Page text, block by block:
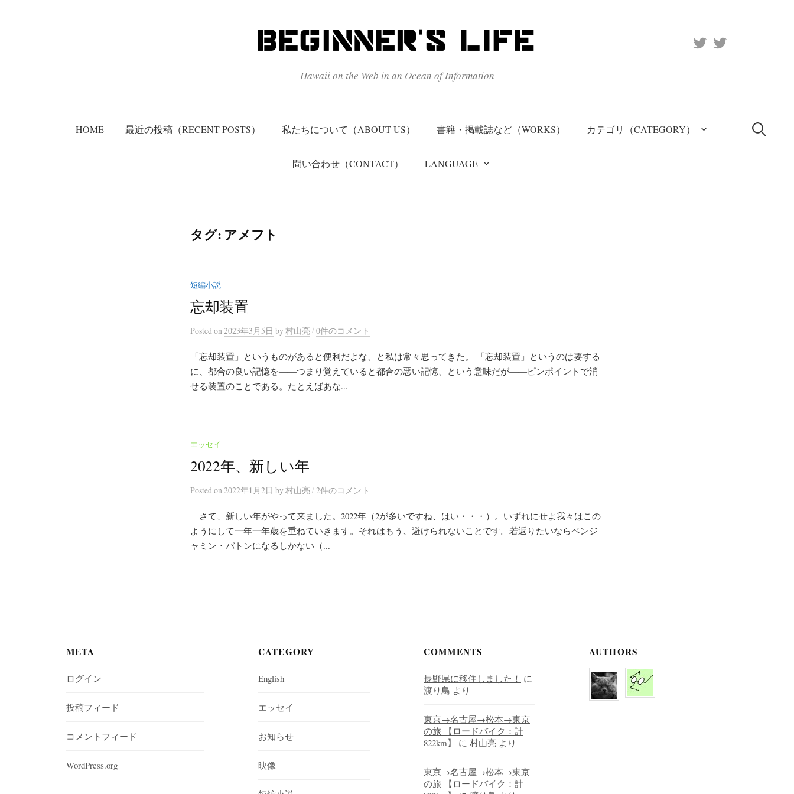
– Hawaii on the Web in an Ocean of Information –
HOME 最近の投稿（RECENT POSTS） 私たちについて（ABOUT US） 書籍・掲載誌など（WORKS） カテゴリ（CATEGORY）
問い合わせ（CONTACT） LANGUAGE
検
索:
タグ: アメフト
短編小説
忘却装置
Postedon 2023年3月5日 by 村山亮 /0件のコメント
「忘却装置」というものがあると便利だよな、と私は常々思ってきた。 「忘却装置」というのは要する
に、都合の良い記憶を――つまり覚えていると都合の悪い記憶、という意味だが――ピンポイントで消
せる装置のことである。たとえばあな...
エッセイ
2022年、新しい年
Postedon 2022年1月2日 by 村山亮 /2件のコメント
さて、新しい年がやって来ました。2022年（2が多いですね、はい・・・）。いずれにせよ我々はこの
ようにして一年一年歳を重ねていきます。それはもう、避けられないことです。若返りたいならベンジ
ャミン・バトンになるしかない（...
META
ログイン
投稿フィード
コメントフィード
WordPress.org
CATEGORY
English
エッセイ
お知らせ
映像
COMMENTS
長野県に移住しました！ に
渡り鳥 より
東京→名古屋→松本→東京
の旅 【ロードバイク：計
822km】
に 村山亮 より
東京→名古屋→松本→東京
の旅 【ロードバイク：計
AUTHORS